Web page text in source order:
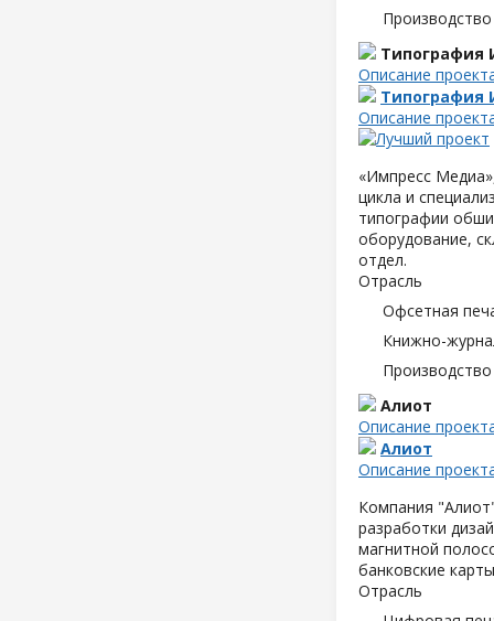
Типография
Описание
Типография
Описание
«Импресс
цикла и
типографии
оборудование,
отдел.
Отрасль
Офсетная
Книжно-
Алиот
Описание
Алиот
Описание
Компания
разработки
магнитной
банковские
Отрасль